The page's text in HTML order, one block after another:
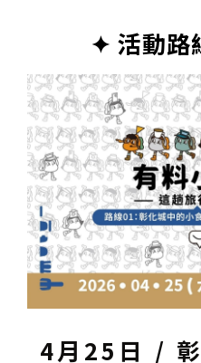
✦ 活動路
4月25日 /